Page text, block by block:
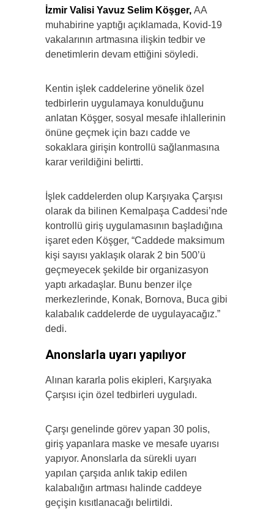
İzmir Valisi Yavuz Selim Köşger, AA
muhabirine yaptığı açıklamada, Kovid-19
vakalarının artmasına ilişkin tedbir ve
denetimlerin devam ettiğini söyledi.
Kentin işlek caddelerine yönelik özel
tedbirlerin uygulamaya konulduğunu
anlatan Köşger, sosyal mesafe ihlallerinin
önüne geçmek için bazı cadde ve
sokaklara girişin kontrollü sağlanmasına
karar verildiğini belirtti.
İşlek caddelerden olup Karşıyaka Çarşısı
olarak da bilinen Kemalpaşa Caddesi’nde
kontrollü giriş uygulamasının başladığına
işaret eden Köşger, “Caddede maksimum
kişi sayısı yaklaşık olarak 2 bin 500’ü
geçmeyecek şekilde bir organizasyon
yaptı arkadaşlar. Bunu benzer ilçe
merkezlerinde, Konak, Bornova, Buca gibi
kalabalık caddelerde de uygulayacağız.”
dedi.
Anonslarla uyarı yapılıyor
Alınan kararla polis ekipleri, Karşıyaka
Çarşısı için özel tedbirleri uyguladı.
Çarşı genelinde görev yapan 30 polis,
giriş yapanlara maske ve mesafe uyarısı
yapıyor. Anonslarla da sürekli uyarı
yapılan çarşıda anlık takip edilen
kalabalığın artması halinde caddeye
geçişin kısıtlanacağı belirtildi.